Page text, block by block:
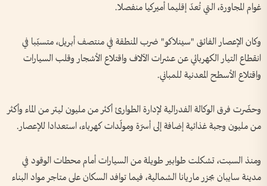
غوام المجاورة، التي تُعدّ إقليما أميركيا منفصلا.
وكان الإعصار الفائق "سينلاكو" ضرب المنطقة في منتصف أبريل، متسبّبا في
انقطاع التيار الكهربائي عن عشرات الآلاف واقتلاع الأشجار وقلب السيارات
واقتلاع الأسطح المعدنية للمباني.
وحضّرت فرق الوكالة الفدرالية لإدارة الطوارئ أكثر من مليون ليتر من الماء وأكثر
من مليون وجبة غذائية إضافة إلى أسرّة ومولّدات كهرباء، استعدادا للإعصار.
ومنذ السبت، تشكلت طوابير طويلة من السيارات أمام محطات الوقود في
مدينة سايبان بجزر ماريانا الشمالية، فيما توافد السكان على متاجر مواد البناء